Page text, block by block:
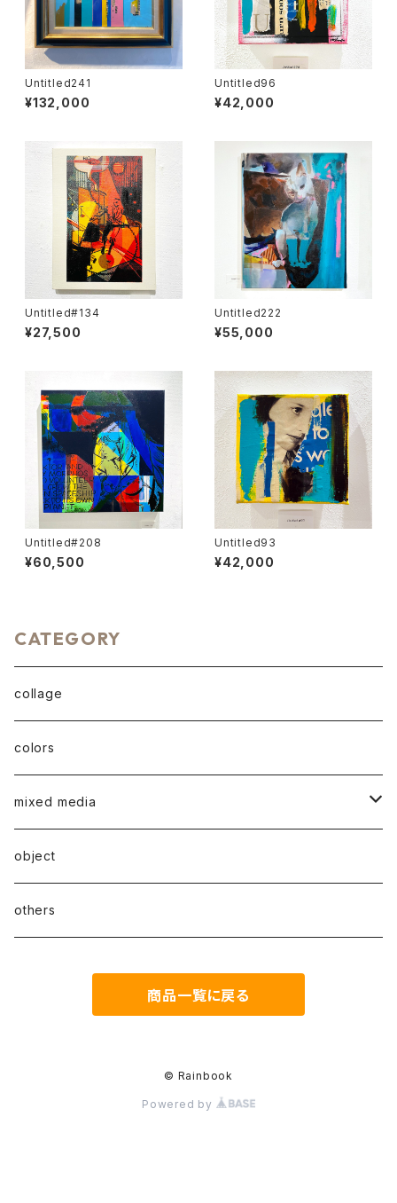
Untitled241
¥132,000
Untitled96
¥42,000
Untitled#134
¥27,500
Untitled222
¥55,000
Untitled#208
¥60,500
Untitled93
¥42,000
CATEGORY
collage
colors
mixed media
A series
B series
object
others
商品一覧に戻る
© Rainbook
Powered by